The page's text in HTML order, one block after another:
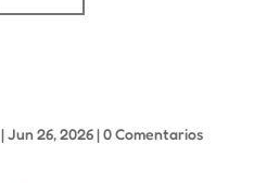
|Jun 26, 2026|0 Comentarios